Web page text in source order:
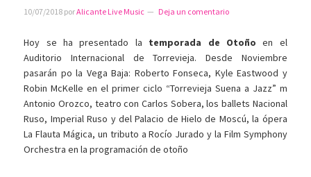
10/07/2018 porAlicante Live Music Deja un comentario
Hoy se ha presentado la temporada de Otoño en el
Auditorio Internacional de Torrevieja. Desde Noviembre
pasarán po la Vega Baja: Roberto Fonseca, Kyle Eastwood y
Robin McKelle en el primer ciclo “Torrevieja Suena a Jazz” m
Antonio Orozco, teatro con Carlos Sobera, los ballets Nacional
Ruso, Imperial Ruso y del Palacio de Hielo de Moscú, la ópera
La Flauta Mágica, un tributo a Rocío Jurado y la Film Symphony
Orchestra en la programación de otoño